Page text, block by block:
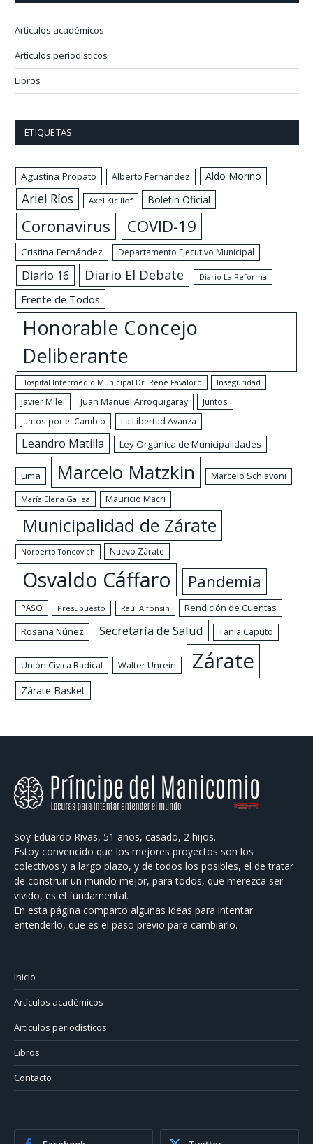
Artículos académicos
Artículos periodísticos
Libros
ETIQUETAS
Agustina Propato Alberto Fernández Aldo Morino
Ariel Ríos Axel Kicillof Boletín Oficial
Coronavirus COVID-19
Cristina Fernández Departamento Ejecutivo Municipal
Diario 16 Diario El Debate Diario La Reforma
Frente de Todos
Honorable Concejo
Deliberante
Hospital Intermedio Municipal Dr. René Favaloro Inseguridad
Javier Milei Juan Manuel Arroquigaray
Juntos
Juntos por el Cambio
La Libertad Avanza
Leandro Matilla Ley Orgánica de Municipalidades
Lima Marcelo Matzkin Marcelo Schiavoni
María Elena Gallea Mauricio Macri
Municipalidad de Zárate
Norberto Toncovich Nuevo Zárate
Osvaldo Cáffaro Pandemia
PASO Presupuesto Raúl Alfonsín
Rendición de Cuentas
Rosana Núñez
Secretaría de Salud Tania Caputo
Unión Cívica Radical Walter Unrein Zárate
Zárate Basket
Soy Eduardo Rivas, 51 años, casado, 2 hijos.
Estoy convencido que los mejores proyectos son los
colectivos y a largo plazo, y de todos los posibles, el de tratar
de construir un mundo mejor, para todos, que merezca ser
vivido, es el fundamental.
En esta página comparto algunas ideas para intentar
entenderlo, que es el paso previo para cambiarlo.
Inicio
Artículos académicos
Artículos periodísticos
Libros
Contacto